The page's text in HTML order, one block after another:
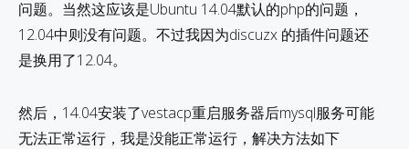
问题。当然这应该是Ubuntu 14.04默认的php的问题，
12.04中则没有问题。不过我因为discuzx 的插件问题还
是换用了12.04。
然后，14.04安装了vestacp重启服务器后mysql服务可能
无法正常运行，我是没能正常运行，解决方法如下